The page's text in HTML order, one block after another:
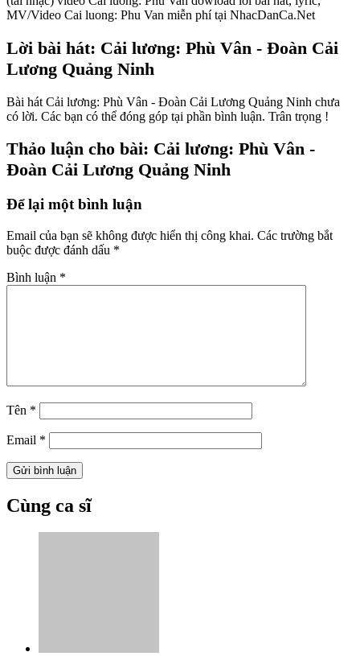
MV/Video Cai luong: Phu Van miễn phí tại NhacDanCa.Net
Lời bài hát: Cải lương: Phù Vân - Đoàn Cải
Lương Quảng Ninh
Bài hát Cải lương: Phù Vân - Đoàn Cải Lương Quảng Ninh chưa
có lời. Các bạn có thể đóng góp tại phần bình luận. Trân trọng !
Thảo luận cho bài: Cải lương: Phù Vân -
Đoàn Cải Lương Quảng Ninh
Để lại một bình luận
Email của bạn sẽ không được hiển thị công khai. Các trường bắt
buộc được đánh dấu *
Bình luận *
Tên *
Email *
Cùng ca sĩ